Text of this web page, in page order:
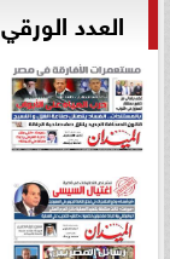
العدد الورقي